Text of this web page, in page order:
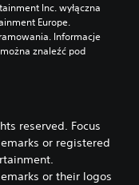
Inc. wyłączna
Europe.
Informacje
znaleźć pod
reserved. Focus
or registered
or their logos